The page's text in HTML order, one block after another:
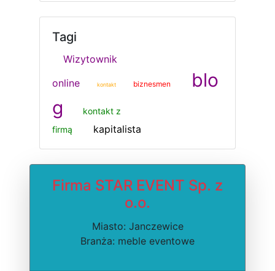
Tagi
Wizytownik
online
kontakt biznesmen
blo
g
kontakt z
firmą
kapitalista
Firma STAR EVENT Sp. z
o.o.
Miasto: Janczewice
Branża: meble eventowe